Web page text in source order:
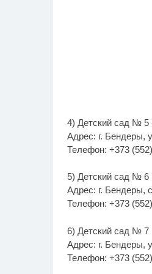
4) Детский сад № 5
Адрес: г. Бендеры,
Телефон: +373
5) Детский сад №
Адрес: г. Бендеры,
Телефон: +373
6) Детский сад № 7
Адрес: г. Бендеры,
Телефон: +373